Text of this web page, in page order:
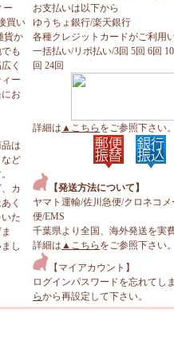
ー
買い
貨か
も
く
ー
お
は
ど
カ
く
た
し
お支払いは以下から
ゆうちょ銀行/楽天銀行
各種クレジットカードがご利用
一括払い/リボ払い/3回 5回 6回
回 24回
詳細は ▲こちら をご参照下さい。
【発送方法について】
ヤマト運輸/佐川急便/クロネコ
便/EMS
千葉県より全国、海外発送を実
詳細は ▲こちら をご参照下さい。
【マイアカウント】
ログインパスワードを忘れてし
らから再設定して下さい。